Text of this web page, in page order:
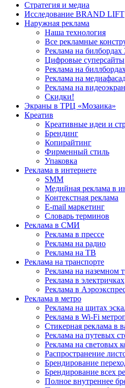
Стратегия и медиа
Исследование BRAND LIFT
Наружная реклама
Наша технология
Все рекламные
Реклама на билбордах
Цифровые суперсайты
Реклама на
Реклама на
Реклама на
Скидки!
Экраны в ТРЦ «Мозаика»
Креатив
Креативные идеи и
Брендинг
Копирайтинг
Фирменный стиль
Упаковка
Реклама в интернете
SMM
Медийная реклама в
Контекстная реклама
E-mail маркетинг
Словарь терминов
Реклама в СМИ
Реклама в прессе
Реклама на радио
Реклама на ТВ
Реклама на транспорте
Реклама на наземном
Реклама в электричках
Реклама в
Реклама в метро
Реклама на щитах
Реклама в Wi-Fi
Стикерная реклама в
Реклама на путевых
Реклама на световых
Распространение
Брендирование
Брендирование всех
Полное внутреннее